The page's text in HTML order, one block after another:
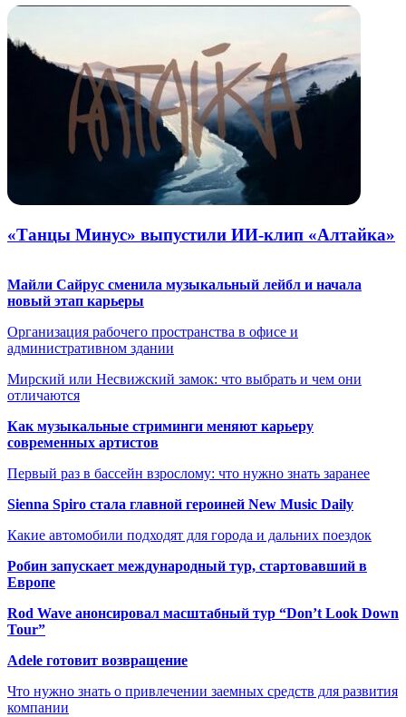
«Танцы Минус» выпустили ИИ-клип «Алтайка»
Майли Сайрус сменила музыкальный лейбл и начала
новый этап карьеры
Организация рабочего пространства в офисе и
административном здании
Мирский или Несвижский замок: что выбрать и чем они
отличаются
Как музыкальные стриминги меняют карьеру
современных артистов
Первый раз в бассейн взрослому: что нужно знать заранее
Sienna Spiro стала главной героиней New Music Daily
Какие автомобили подходят для города и дальних поездок
Робин запускает международный тур, стартовавший в
Европе
Rod Wave анонсировал масштабный тур “Don’t Look Down
Tour”
Adele готовит возвращение
Что нужно знать о привлечении заемных средств для развития
компании